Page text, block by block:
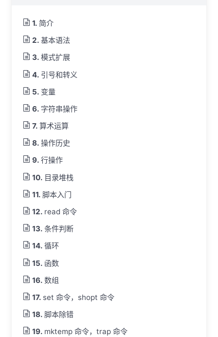
简介
基本语法
模式扩展
引号和转义
变量
字符串操作
算术运算
操作历史
行操作
目录堆栈
脚本入门
read 命令
条件判断
循环
函数
数组
set 命令，shopt 命令
脚本除错
mktemp 命令，trap 命令